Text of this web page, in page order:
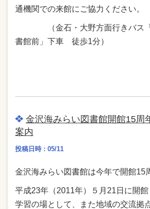
通機関での来館にご協力ください。
（金石・大野方面行きバス「
書館前」下車 徒歩1分）
金沢海みらい図書館開館15周
案内
投稿日時 : 05/11
金沢海みらい図書館は今年で開館15
平成23年（2011年）５月21日に開
学習の場として、また地域の交流拠